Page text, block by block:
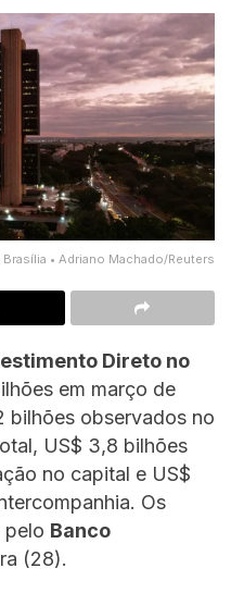
• Adriano Machado/Reuters
Direto no
em março de
bilhões observados no
US$ 3,8 bilhões
no capital e US$
Os
pelo Banco
(28).